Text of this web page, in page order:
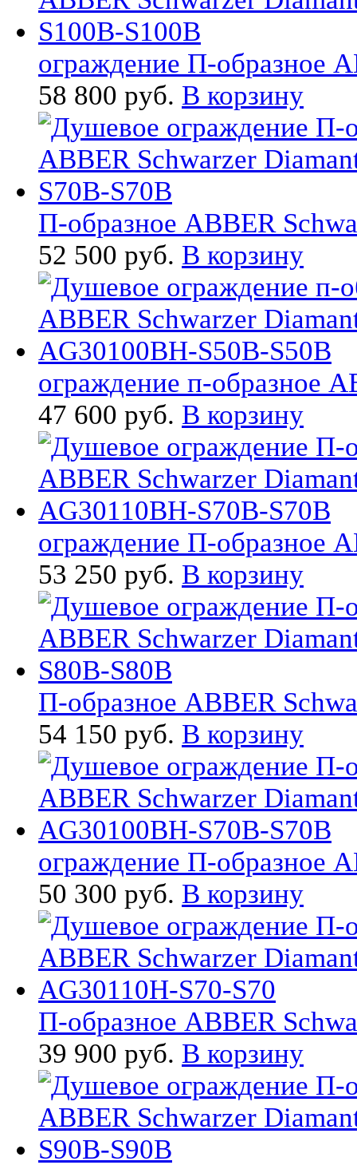
ограждение П-образное
58 800 руб. В корзину
П-образное ABBER
52 500 руб. В корзину
ограждение п-образное
47 600 руб. В корзину
ограждение П-образное
53 250 руб. В корзину
П-образное ABBER
54 150 руб. В корзину
ограждение П-образное
50 300 руб. В корзину
П-образное ABBER
39 900 руб. В корзину